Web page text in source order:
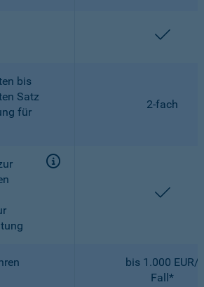
bis
Satz
für
2-fach
bis 1.000 EUR/
Fall*